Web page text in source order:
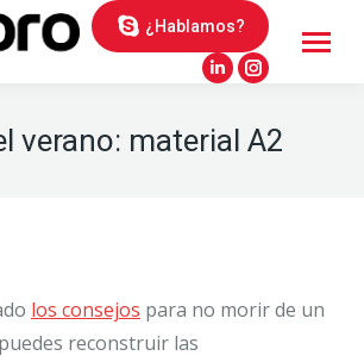
¿Hablamos?
Linkedin
opens
Instagram
opens
verano: material A2
los consejos para no morir de un
reconstruir las